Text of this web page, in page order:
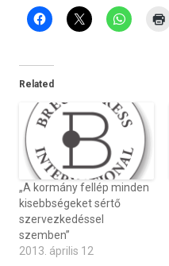
Related
„A kormány fellép minden
kisebbségeket sértő
szervezkedéssel
szemben”
2013. április 12